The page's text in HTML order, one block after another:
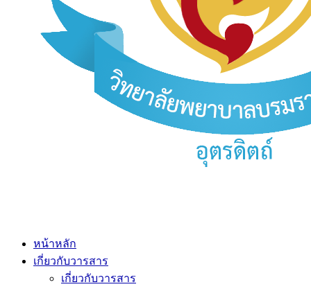
หน้าหลัก
เกี่ยวกับวารสาร
เกี่ยวกับวารสาร